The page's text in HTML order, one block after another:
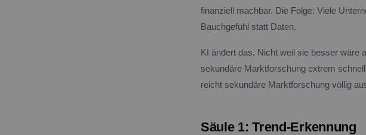
finanziell machbar. Die Folge: Viele
Bauchgefühl statt Daten.
KI ändert das. Nicht weil sie besser wäre
sekundäre Marktforschung extrem
reicht sekundäre Marktforschung völlig
Säule 1: Trend-Erkennung